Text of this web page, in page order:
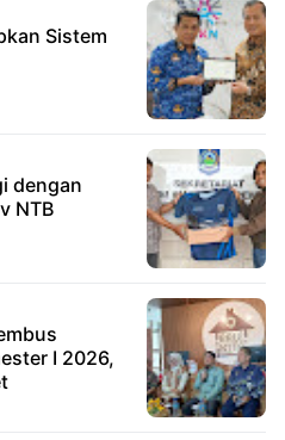
Sistem
dengan
NTB
I 2026,